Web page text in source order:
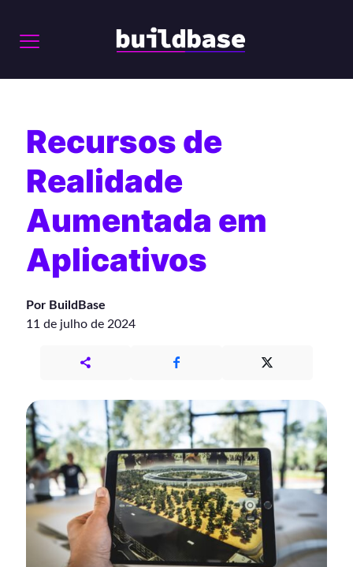
Recursos de
Realidade
Aumentada em
Aplicativos
Por BuildBase
11 de julho de 2024